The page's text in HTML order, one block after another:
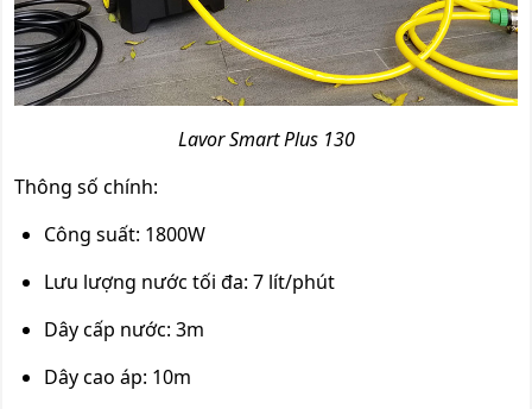
Lavor Smart Plus 130
Thông số chính:
Công suất: 1800W
Lưu lượng nước tối đa: 7 lít/phút
Dây cấp nước: 3m
Dây cao áp: 10m